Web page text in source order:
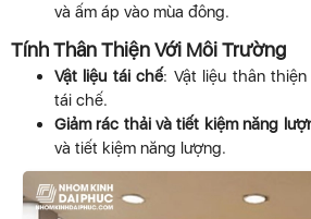
và ấm áp vào mùa đông.
Tính Thân Thiện Với Môi Trường
Vật liệu tái chế: Vật liệu thân
tái chế.
Giảm rác thải và tiết kiệm năng
và tiết kiệm năng lượng.